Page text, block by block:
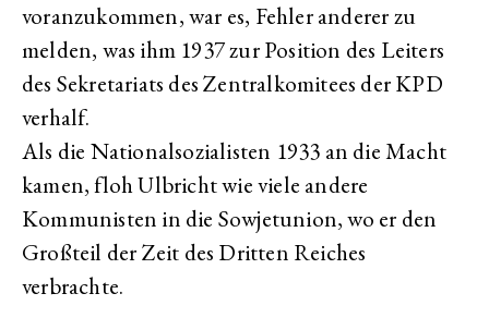
voranzukommen, war es, Fehler anderer zu
melden, was ihm 1937 zur Position des Leiters
des Sekretariats des Zentralkomitees der KPD
verhalf.
Als die Nationalsozialisten 1933 an die Macht
kamen, floh Ulbricht wie viele andere
Kommunisten in die Sowjetunion, wo er den
Großteil der Zeit des Dritten Reiches
verbrachte.